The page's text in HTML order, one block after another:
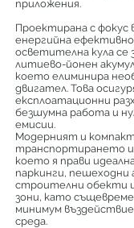
приложения.
Проектирана с фокус
енергийна
осветителна кула се
литиево-йонен
което елиминира
двигател. Това
експлоатационни
безшумна работа и
емисии.
Модерният и
транспортирането
което я прави
паркинги, пешеходни
строителни обекти
зони, като
минимум
среда.